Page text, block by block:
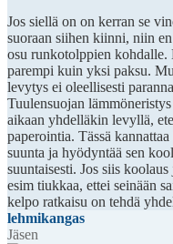
Jos siellä on on kerran se
suoraan siihen kiinni, niin
osu runkotolppien kohdalle.
parempi kuin yksi paksu.
levytys ei oleellisesti
Tuulensuojan
aikaan yhdelläkin levyllä,
paperointia. Tässä
suunta ja hyödyntää sen
suuntaisesti. Jos siis
esim tiukkaa, ettei seinään
kelpo ratkaisu on tehdä
lehmikangas
Jäsen